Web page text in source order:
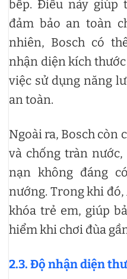
bếp. Điều này giúp
đảm bảo an toàn
nhiên, Bosch có
nhận diện kích
việc sử dụng năng
an toàn.
Ngoài ra, Bosch còn
và chống tràn
nạn không đáng
nướng. Trong khi
khóa trẻ em, giúp
hiểm khi chơi đùa
2.3. Độ nhận diện